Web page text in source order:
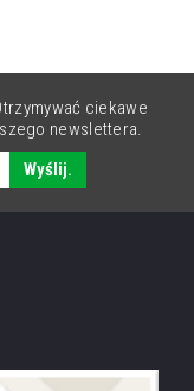
ciekawe
newslettera.
Wyślij.